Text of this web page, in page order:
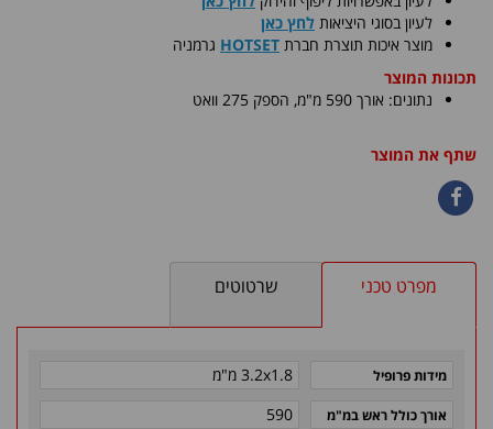
לעיון בסוגי היציאות לחץ כאן
​מוצר איכות תוצרת חברת HOTSET גרמניה
תכונות המוצר
נתונים: אורך 590 מ"מ, הספק 275 וואט
שתף את המוצר
מפרט טכני שרטוטים
מידות פרופיל 3.2x1.8 מ"מ
אורך כולל ראש במ"מ 590